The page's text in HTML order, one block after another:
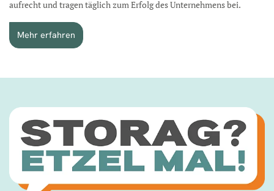
aufrecht und tragen täglich zum Erfolg des Unternehmens bei.
Mehr erfahren